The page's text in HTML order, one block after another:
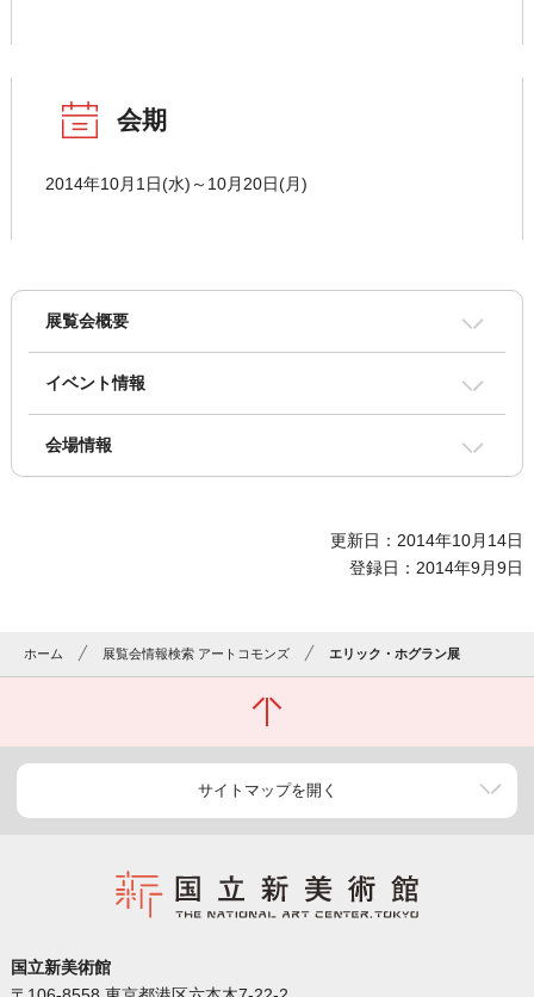
会期
2014年10月1日(水)～10月20日(月)
展覧会概要
イベント情報
会場情報
更新日：2014年10月14日
登録日：2014年9月9日
ホーム 展覧会情報検索 アートコモンズ エリック・ホグラン展
サイトマップを開く
国立新美術館